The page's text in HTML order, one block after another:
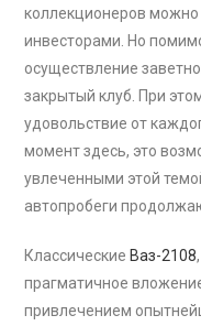
коллекционеров
инвесторами. Но
осуществление
закрытый клуб. При
удовольствие от
момент здесь, это
увлеченными этой
автопробеги
Классические Ваз-2108
прагматичное
привлечением